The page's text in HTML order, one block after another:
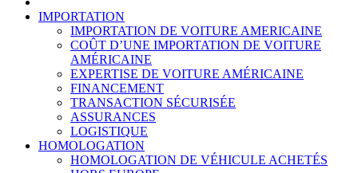
IMPORTATION
IMPORTATION DE VOITURE AMERICAINE
COÛT D’UNE IMPORTATION DE VOITURE
AMÉRICAINE
EXPERTISE DE VOITURE AMÉRICAINE
FINANCEMENT
TRANSACTION SÉCURISÉE
ASSURANCES
LOGISTIQUE
HOMOLOGATION
HOMOLOGATION DE VÉHICULE ACHETÉS